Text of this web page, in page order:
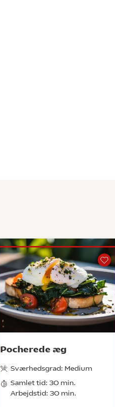
Pocherede æg
Sværhedsgrad: Medium
Samlet tid: 30 min.
Arbejdstid: 30 min.